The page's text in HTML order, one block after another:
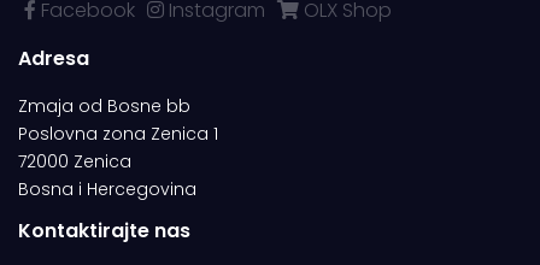
Facebook Instagram
OLX Shop
Adresa
Zmaja od Bosne bb
Poslovna zona Zenica 1
72000 Zenica
Bosna i Hercegovina
Kontaktirajte nas